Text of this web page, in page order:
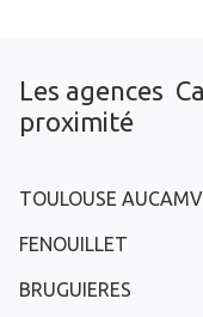
Les agences
proximité
TOULOUSE
FENOUILLET
BRUGUIERES